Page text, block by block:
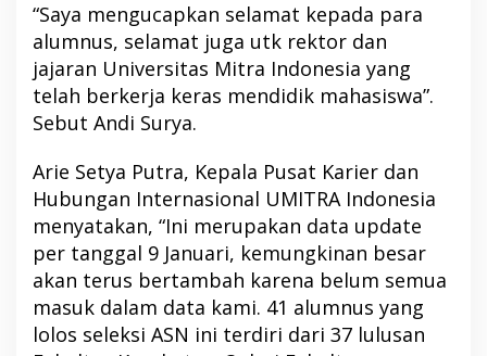
“Saya mengucapkan selamat kepada para
alumnus, selamat juga utk rektor dan
jajaran Universitas Mitra Indonesia yang
telah berkerja keras mendidik mahasiswa”.
Sebut Andi Surya.
Arie Setya Putra, Kepala Pusat Karier dan
Hubungan Internasional UMITRA Indonesia
menyatakan, “Ini merupakan data update
per tanggal 9 Januari, kemungkinan besar
akan terus bertambah karena belum semua
masuk dalam data kami. 41 alumnus yang
lolos seleksi ASN ini terdiri dari 37 lulusan